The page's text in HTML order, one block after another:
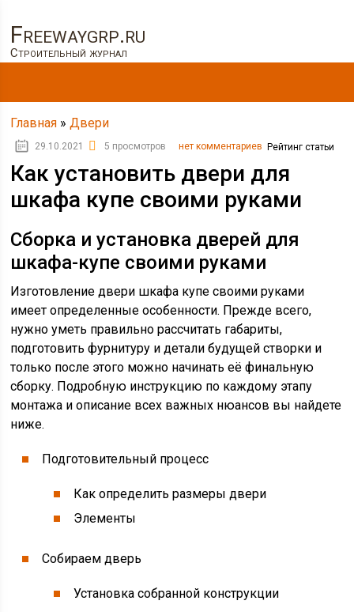
Freewaygrp.ru
Строительный журнал
Главная »Двери
29.10.2021 5 просмотров нет комментариев Рейтинг статьи
Как установить двери для
шкафа купе своими руками
Сборка и установка дверей для
шкафа-купе своими руками
Изготовление двери шкафа купе своими руками
имеет определенные особенности. Прежде всего,
нужно уметь правильно рассчитать габариты,
подготовить фурнитуру и детали будущей створки и
только после этого можно начинать её финальную
сборку. Подробную инструкцию по каждому этапу
монтажа и описание всех важных нюансов вы найдете
ниже.
Подготовительный процесс
Как определить размеры двери
Элементы
Собираем дверь
Установка собранной конструкции